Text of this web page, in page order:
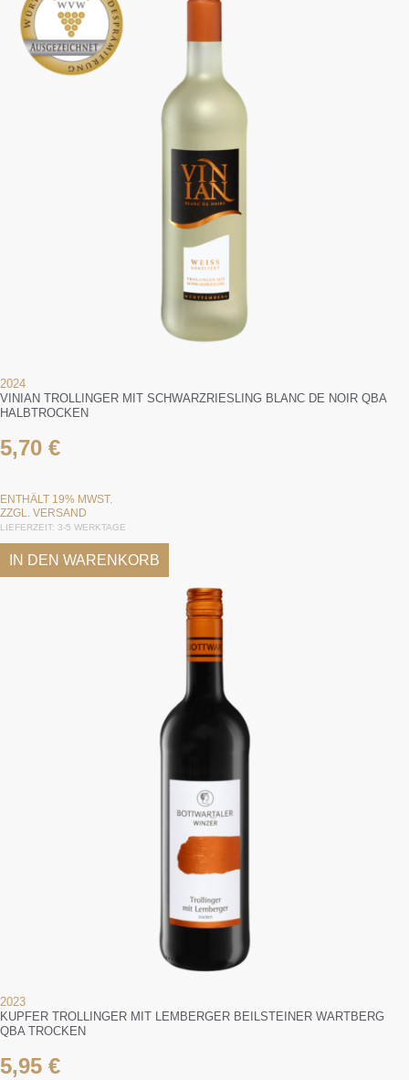
2024
VINIAN TROLLINGER MIT SCHWARZRIESLING BLANC DE NOIR QBA
HALBTROCKEN
5,70 €
ENTHÄLT 19% MWST.
ZZGL. VERSAND
LIEFERZEIT: 3-5 WERKTAGE
IN DEN WARENKORB
2023
KUPFER TROLLINGER MIT LEMBERGER BEILSTEINER WARTBERG
QBA TROCKEN
5,95 €